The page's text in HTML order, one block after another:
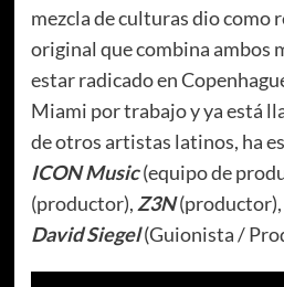
mezcla de culturas dio como
original que combina ambos
estar radicado en
Miami por trabajo y ya está
de otros artistas latinos, ha
ICON Music(equipo de
(productor), Z3N(productor),
David Siegel(Guionista /